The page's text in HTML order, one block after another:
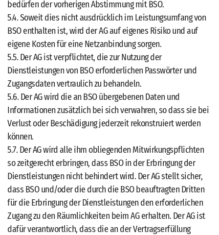
bedürfen der vorherigen Abstimmung mit BSO.
5.4. Soweit dies nicht ausdrücklich im Leistungsumfang von
BSO enthalten ist, wird der AG auf eigenes Risiko und auf
eigene Kosten für eine Netzanbindung sorgen.
5.5. Der AG ist verpflichtet, die zur Nutzung der
Dienstleistungen von BSO erforderlichen Passwörter und
Zugangsdaten vertraulich zu behandeln.
5.6. Der AG wird die an BSO übergebenen Daten und
Informationen zusätzlich bei sich verwahren, so dass sie bei
Verlust oder Beschädigung jederzeit rekonstruiert werden
können.
5.7. Der AG wird alle ihm obliegenden Mitwirkungspflichten
so zeitgerecht erbringen, dass BSO in der Erbringung der
Dienstleistungen nicht behindert wird. Der AG stellt sicher,
dass BSO und/oder die durch die BSO beauftragten Dritten
für die Erbringung der Dienstleistungen den erforderlichen
Zugang zu den Räumlichkeiten beim AG erhalten. Der AG ist
dafür verantwortlich, dass die an der Vertragserfüllung